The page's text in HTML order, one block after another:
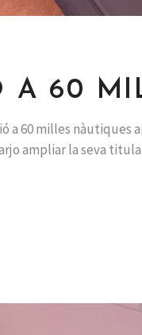
A 60
a 60 milles nàutiques
ampliar la seva